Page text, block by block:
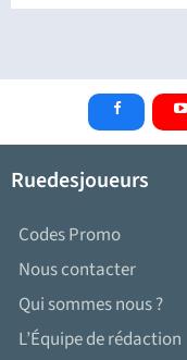
Ruedesjoueurs
Codes Promo
Nous contacter
Qui sommes nous ?
L’Équipe de rédaction